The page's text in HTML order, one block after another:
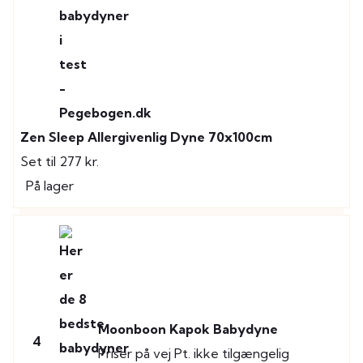
Zen Sleep Allergivenlig Dyne 70x100cm
Set til 277 kr.
På lager
4
Moonboon Kapok Babydyne
Priser på vej Pt. ikke tilgængelig